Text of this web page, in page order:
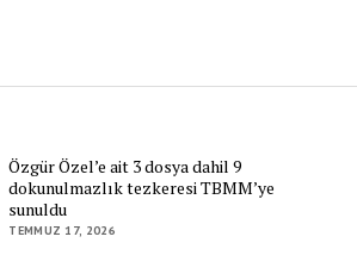
Özgür Özel’e ait 3 dosya dahil 9
dokunulmazlık tezkeresi TBMM’ye
sunuldu
TEMMUZ 17, 2026